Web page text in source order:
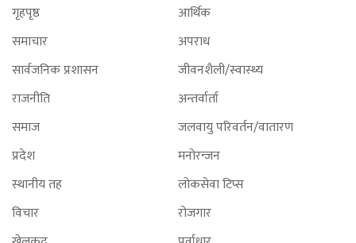
गृहपृष्ठ
समाचार
सार्वजनिक प्रशासन
राजनीति
समाज
प्रदेश
स्थानीय तह
विचार
आर्थिक
अपराध
जीवनशैली/स्वास्थ्य
अन्तर्वार्ता
जलवायु परिवर्तन/वातारण
मनोरन्जन
लोकसेवा टिप्स
रोजगार